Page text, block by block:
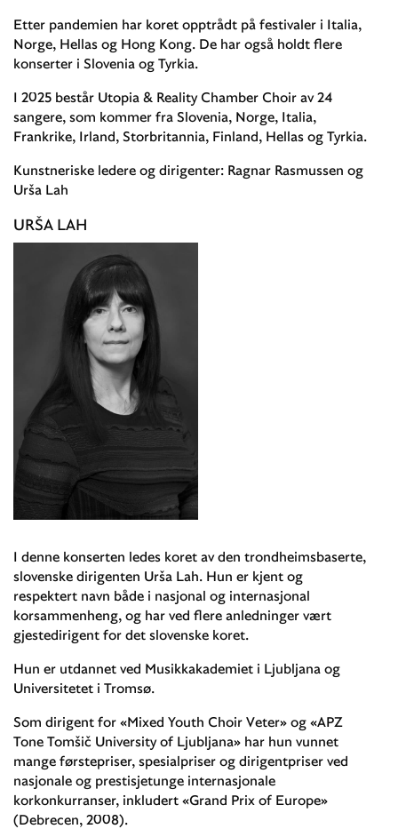
Etter pandemien har koret opptrådt på festivaler i Italia,
Norge, Hellas og Hong Kong. De har også holdt flere
konserter i Slovenia og Tyrkia.
I 2025 består Utopia & Reality Chamber Choir av 24
sangere, som kommer fra Slovenia, Norge, Italia,
Frankrike, Irland, Storbritannia, Finland, Hellas og Tyrkia.
Kunstneriske ledere og dirigenter: Ragnar Rasmussen og
Urša Lah
URŠA LAH
I denne konserten ledes koret av den trondheimsbaserte,
slovenske dirigenten Urša Lah. Hun er kjent og
respektert navn både i nasjonal og internasjonal
korsammenheng, og har ved flere anledninger vært
gjestedirigent for det slovenske koret.
Hun er utdannet ved Musikkakademiet i Ljubljana og
Universitetet i Tromsø.
Som dirigent for «Mixed Youth Choir Veter» og «APZ
Tone Tomšič University of Ljubljana» har hun vunnet
mange førstepriser, spesialpriser og dirigentpriser ved
nasjonale og prestisjetunge internasjonale
korkonkurranser, inkludert «Grand Prix of Europe»
(Debrecen, 2008).